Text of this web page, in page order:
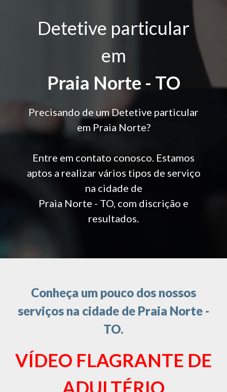
Detetive particular
em
Praia Norte - TO
Precisando de um Detetive particular
em Praia Norte?
Entre em contato conosco. Estamos
aptos a realizar vários tipos de serviço
na cidade de
Praia Norte - TO, com discrição e
resultados.
Conheça um pouco dos nossos
serviços na cidade de Praia Norte -
TO.
VÍDEO FLAGRANTE DE
ADULTÉRIO